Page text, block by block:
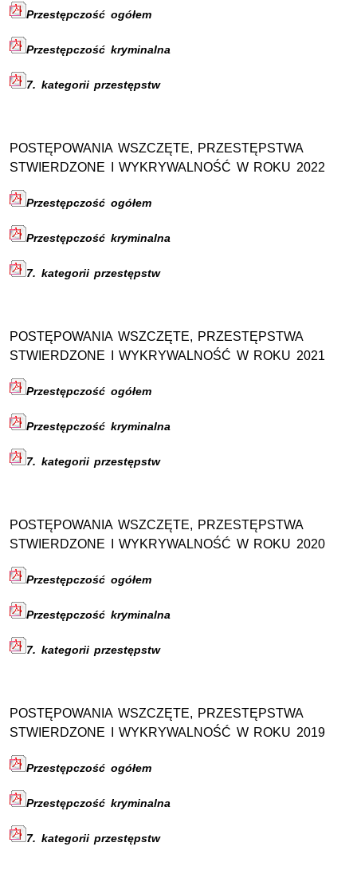
Przestępczość ogółem
Przestępczość kryminalna
7. kategorii przestępstw
POSTĘPOWANIA WSZCZĘTE, PRZESTĘPSTWA
STWIERDZONE I WYKRYWALNOŚĆ W ROKU 2022
Przestępczość ogółem
Przestępczość kryminalna
7. kategorii przestępstw
POSTĘPOWANIA WSZCZĘTE, PRZESTĘPSTWA
STWIERDZONE I WYKRYWALNOŚĆ W ROKU 2021
Przestępczość ogółem
Przestępczość kryminalna
7. kategorii przestępstw
POSTĘPOWANIA WSZCZĘTE, PRZESTĘPSTWA
STWIERDZONE I WYKRYWALNOŚĆ W ROKU 2020
Przestępczość ogółem
Przestępczość kryminalna
7. kategorii przestępstw
POSTĘPOWANIA WSZCZĘTE, PRZESTĘPSTWA
STWIERDZONE I WYKRYWALNOŚĆ W ROKU 2019
Przestępczość ogółem
Przestępczość kryminalna
7. kategorii przestępstw